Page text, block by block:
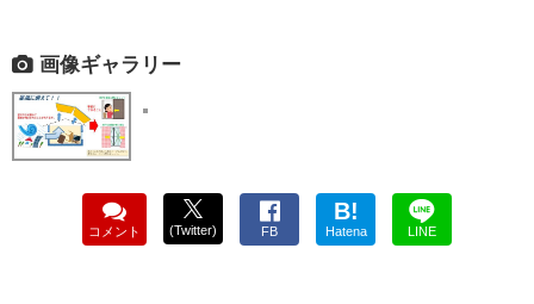
画像ギャラリー
コメント (Twitter) FB
B!
Hatena LINE